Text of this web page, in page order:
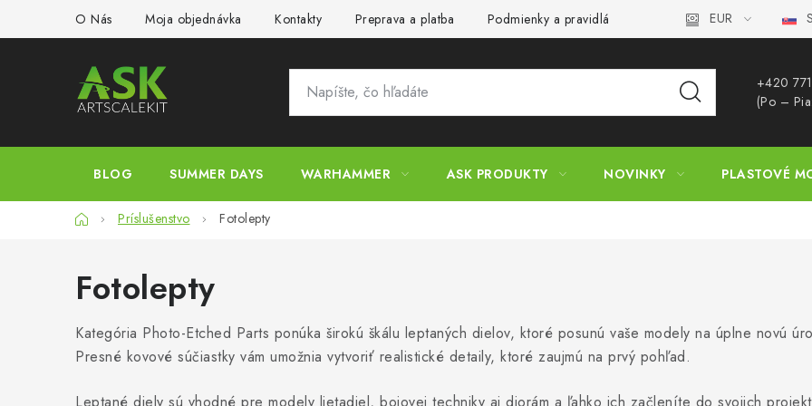
O Nás Moja objednávka Kontakty Preprava a platba Podmienky a pravidlá Zásady ochrany osobných
EUR
+420
(Po –
BLOG SUMMER DAYS WARHAMMER ASK PRODUKTY NOVINKY PLASTOVÉ
DomovPríslušenstvo Fotolepty
Fotolepty
Kategória Photo-Etched Parts ponúka širokú škálu leptaných dielov, ktoré posunú vaše modely na úplne novú
Presné kovové súčiastky vám umožnia vytvoriť realistické detaily, ktoré zaujmú na prvý pohľad.